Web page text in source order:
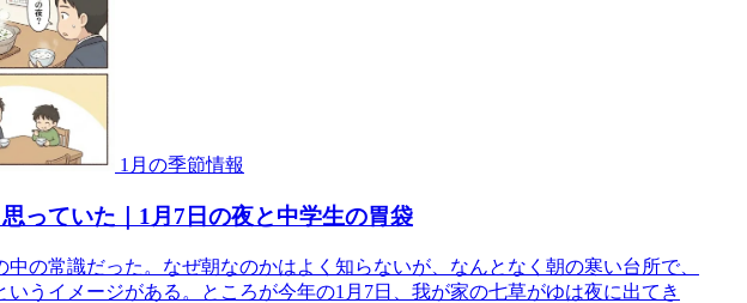
1月の季節情報
っていた｜1月7日の夜と中学生の胃袋
の常識だった。なぜ朝なのかはよく知らないが、なんとなく朝の寒い台所で、
うイメージがある。ところが今年の1月7日、我が家の七草がゆは夜に出てき